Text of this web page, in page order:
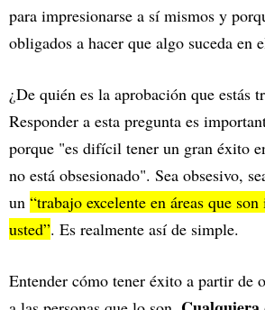
para impresionarse a sí mismos y
obligados a hacer que algo suceda en
¿De quién es la aprobación que estás
Responder a esta pregunta es
porque "es difícil tener un gran éxito
no está obsesionado". Sea obsesivo,
un “trabajo excelente en áreas que
usted”. Es realmente así de simple.
Entender cómo tener éxito a partir de